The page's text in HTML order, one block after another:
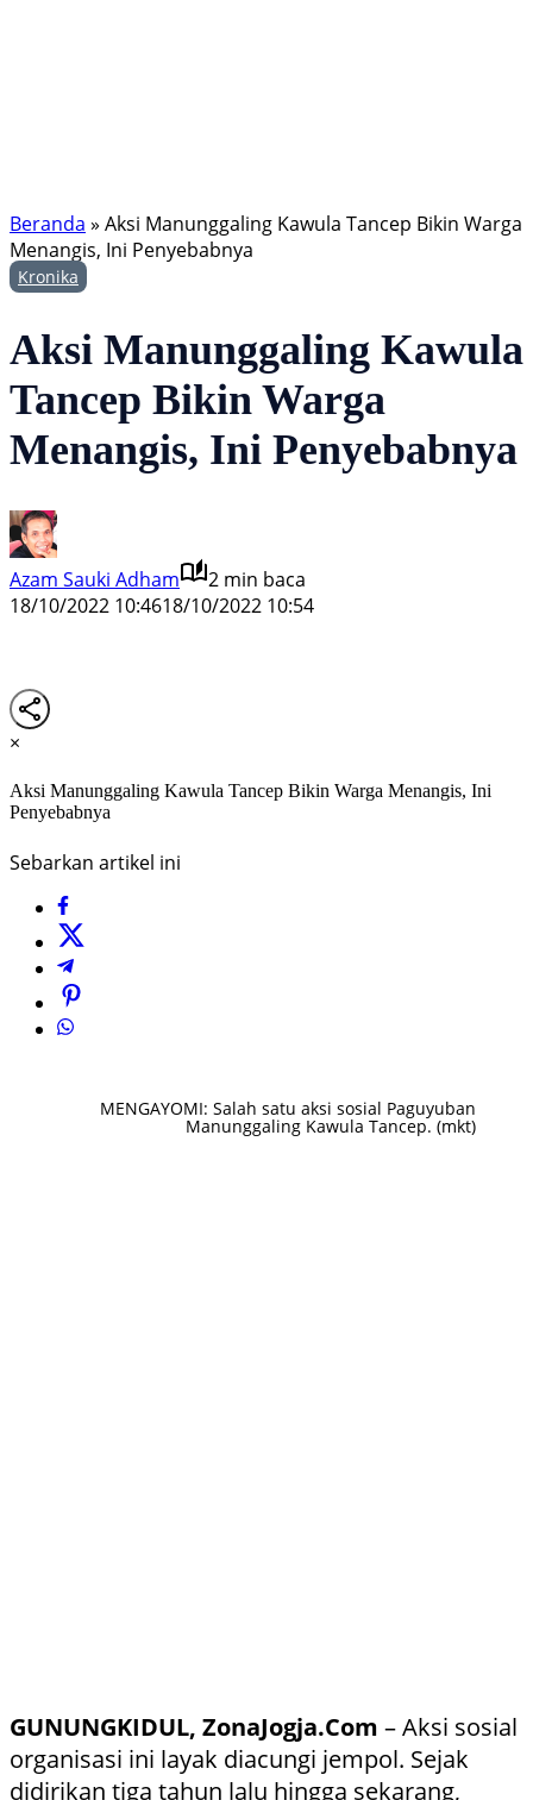
Beranda » Aksi Manunggaling Kawula Tancep Bikin Warga
Menangis, Ini Penyebabnya
Kronika
Aksi Manunggaling Kawula
Tancep Bikin Warga
Menangis, Ini Penyebabnya
Azam Sauki Adham
2 min baca
18/10/2022 10:4618/10/2022 10:54
×
Aksi Manunggaling Kawula Tancep Bikin Warga Menangis, Ini
Penyebabnya
Sebarkan artikel ini
MENGAYOMI: Salah satu aksi sosial Paguyuban
Manunggaling Kawula Tancep. (mkt)
GUNUNGKIDUL, ZonaJogja.Com – Aksi sosial
organisasi ini layak diacungi jempol. Sejak
didirikan tiga tahun lalu hingga sekarang,